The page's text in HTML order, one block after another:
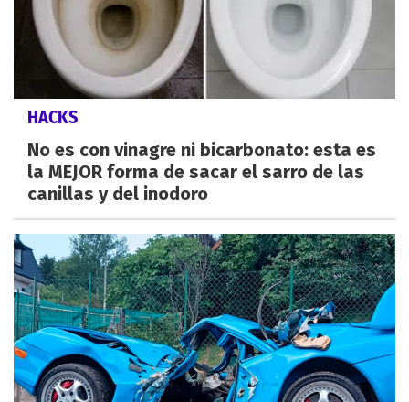
HACKS
No es con vinagre ni bicarbonato: esta es
la MEJOR forma de sacar el sarro de las
canillas y del inodoro